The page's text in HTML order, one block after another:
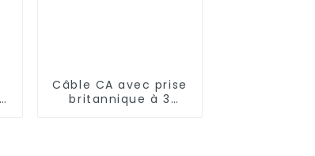
Câble CA avec prise
britannique à 3